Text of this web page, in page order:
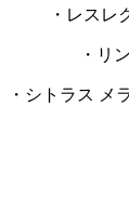
・レスレ
・リ
・シトラス メ